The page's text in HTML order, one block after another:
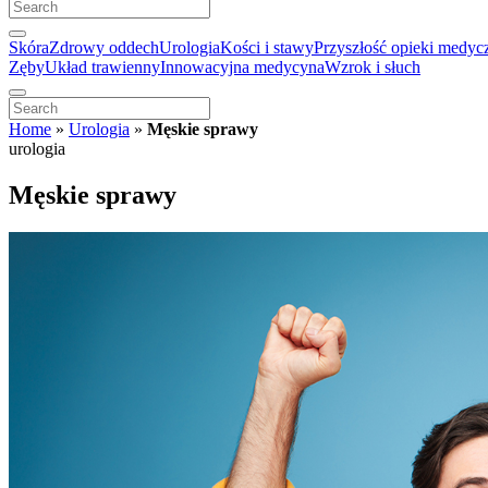
SkóraZdrowy oddechUrologiaKości i stawyPrzyszłość opieki
ZębyUkład trawiennyInnowacyjna medycynaWzrok i słuch
Home » Urologia » Męskie sprawy
urologia
Męskie sprawy